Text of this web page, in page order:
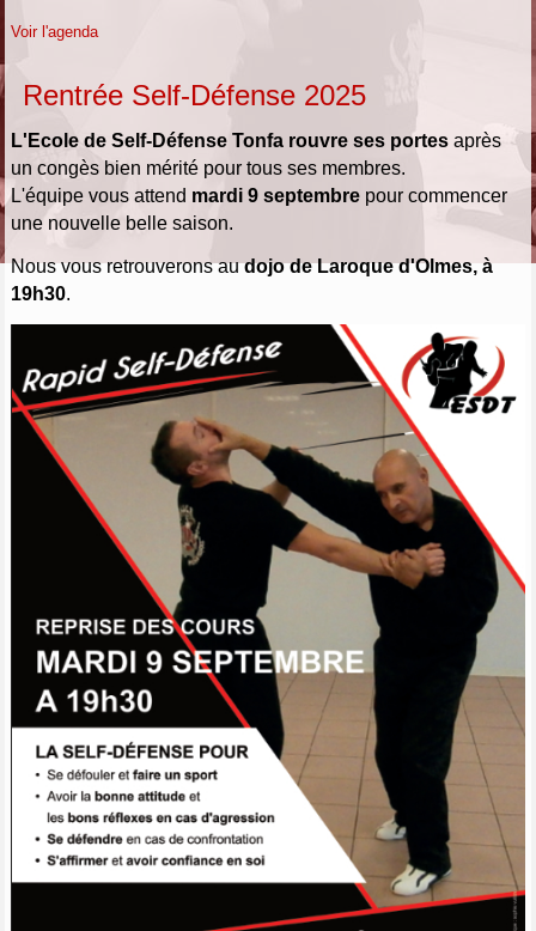
Voir l'agenda
Rentrée Self-Défense 2025
L'Ecole de Self-Défense Tonfa rouvre ses portes après
un congès bien mérité pour tous ses membres.
L'équipe vous attend mardi 9 septembre pour commencer
une nouvelle belle saison.
Nous vous retrouverons audojo de Laroque d'Olmes, à
19h30.